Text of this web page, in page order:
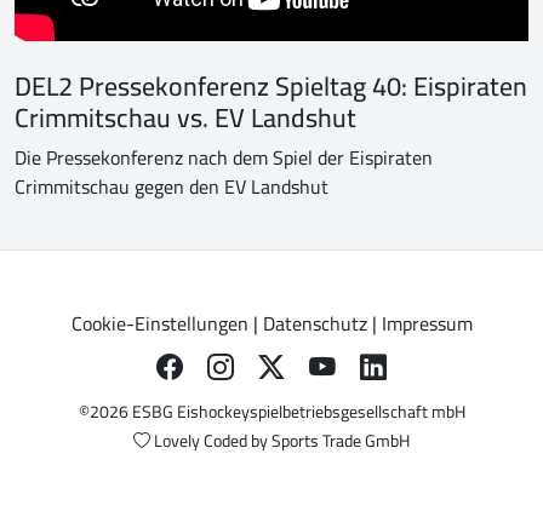
DEL2 Pressekonferenz Spieltag 40: Eispiraten
Crimmitschau vs. EV Landshut
Die Pressekonferenz nach dem Spiel der Eispiraten
Crimmitschau gegen den EV Landshut
Cookie-Einstellungen | Datenschutz| Impressum
©2026 ESBG Eishockeyspielbetriebsgesellschaft mbH
Lovely Coded bySports Trade GmbH